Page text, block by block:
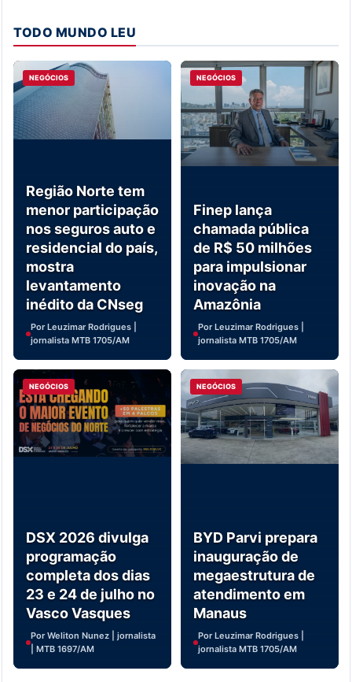
TODO MUNDO LEU
NEGÓCIOS
Região Norte tem
menor participação
nos seguros auto e
residencial do país,
mostra
levantamento
inédito da CNseg
Por Leuzimar Rodrigues |
jornalista MTB 1705/AM
NEGÓCIOS
Finep lança
chamada pública
de R$ 50 milhões
para impulsionar
inovação na
Amazônia
Por Leuzimar Rodrigues |
jornalista MTB 1705/AM
NEGÓCIOS
DSX 2026 divulga
programação
completa dos dias
23 e 24 de julho no
Vasco Vasques
Por Weliton Nunez | jornalista
| MTB 1697/AM
NEGÓCIOS
BYD Parvi prepara
inauguração de
megaestrutura de
atendimento em
Manaus
Por Leuzimar Rodrigues |
jornalista MTB 1705/AM